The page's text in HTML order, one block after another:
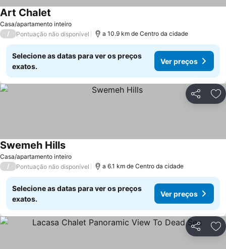
Casa/apartamento inteiro
Art Chalet
/ Pontuação não disponível a 10.9 km de Centro da cidade
Selecione as datas para ver os preços
exatos.
Ver preços
Partilhar
Casa/apartamento inteiro
Swemeh Hills
/ Pontuação não disponível a 6.1 km de Centro da cidade
Selecione as datas para ver os preços
exatos.
Ver preços
Partilhar